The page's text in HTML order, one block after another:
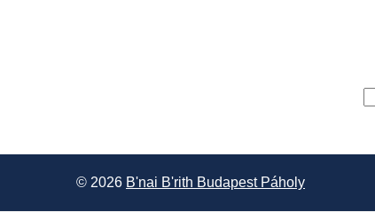
© 2026 B'nai B'rith Budapest Páholy